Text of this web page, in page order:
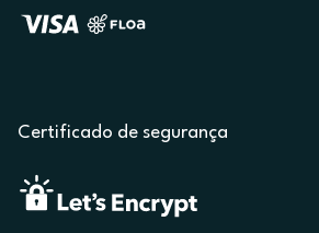
Certificado de segurança